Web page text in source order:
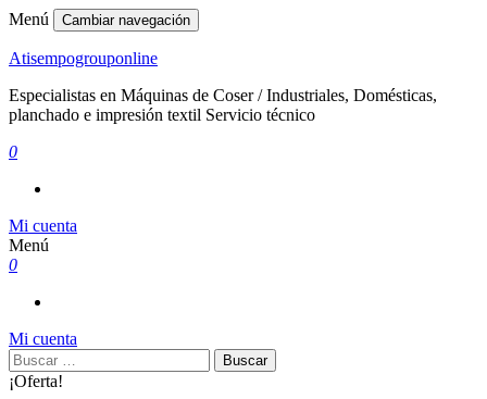
Menú Cambiar navegación
Atisempogrouponline
Especialistas en Máquinas de Coser / Industriales, Domésticas,
planchado e impresión textil Servicio técnico
0
Mi cuenta
Menú
0
Mi cuenta
Buscar:
¡Oferta!